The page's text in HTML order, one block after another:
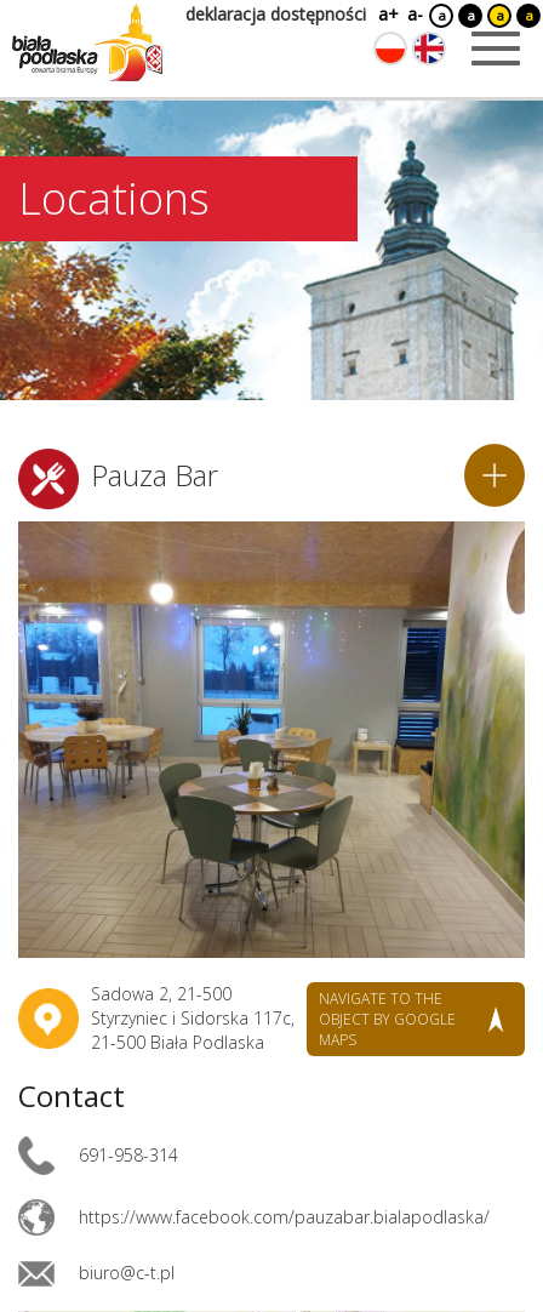
deklaracja dostępności a+ a- a a a a
Locations
Pauza Bar
Sadowa 2, 21-500
Styrzyniec i Sidorska 117c,
21-500 Biała Podlaska
NAVIGATE TO THE
OBJECT BY GOOGLE
MAPS
Contact
691-958-314
https://www.facebook.com/pauzabar.bialapodlaska/
biuro@c-t.pl